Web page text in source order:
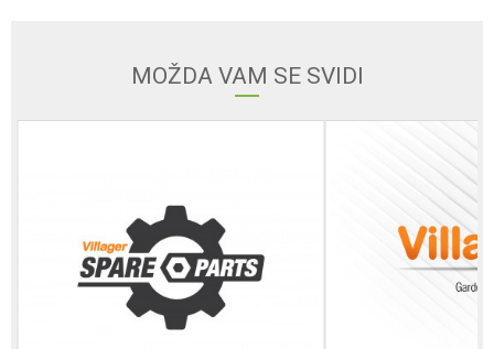
Anti-spam zaštita - izračunajte koliko je 9 - 4 :
MOŽDA VAM SE SVIDI